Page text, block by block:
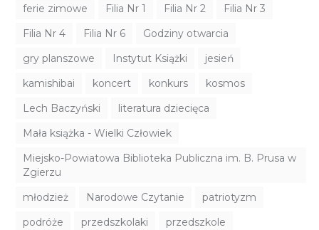
ferie zimowe
Filia Nr 1 Filia Nr 2
Filia Nr 3
Filia Nr 4
Filia Nr 6
Godziny otwarcia
gry planszowe
Instytut Książki
jesień
kamishibai
koncert konkurs
kosmos
Lech Baczyński
literatura dziecięca
Mała książka - Wielki Człowiek
Miejsko-Powiatowa Biblioteka Publiczna im. B. Prusa w
Zgierzu
młodzież
Narodowe Czytanie
patriotyzm
podróże
przedszkolaki
przedszkole